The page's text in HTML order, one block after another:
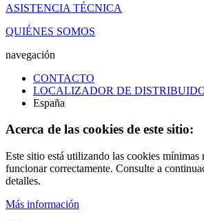
ASISTENCIA TÉCNICA
QUIÉNES SOMOS
navegación
CONTACTO
LOCALIZADOR DE
España
Acerca de las cookies de este sitio:
Este sitio está utilizando las cookies mínimas
funcionar correctamente. Consulte a
detalles.
Más información